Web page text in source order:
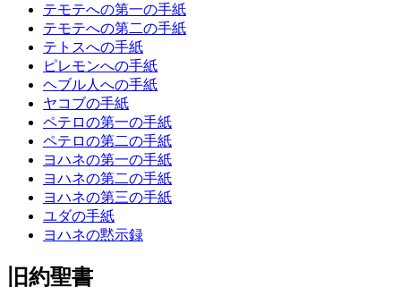
テモテへの第一の手紙
テモテへの第二の手紙
テトスへの手紙
ピレモンへの手紙
ヘブル人への手紙
ヤコブの手紙
ペテロの第一の手紙
ペテロの第二の手紙
ヨハネの第一の手紙
ヨハネの第二の手紙
ヨハネの第三の手紙
ユダの手紙
ヨハネの黙示録
旧約聖書